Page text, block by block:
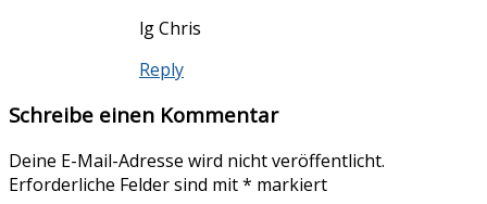
lg Chris
Reply
Schreibe einen Kommentar
Deine E-Mail-Adresse wird nicht veröffentlicht.
Erforderliche Felder sind mit* markiert